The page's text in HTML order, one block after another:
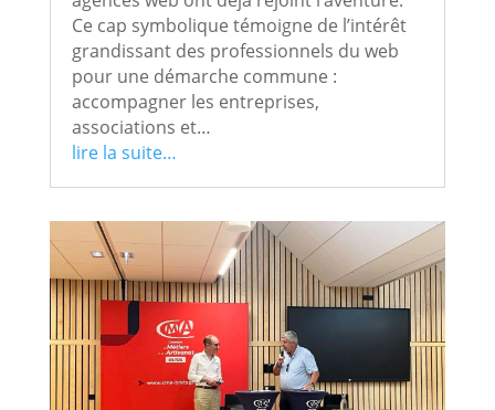
Ce cap symbolique témoigne de l’intérêt
grandissant des professionnels du web
pour une démarche commune :
accompagner les entreprises,
associations et…
lire la suite…